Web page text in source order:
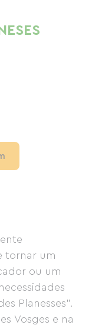
tornar um
ou um
Planesses".
Vosges e na